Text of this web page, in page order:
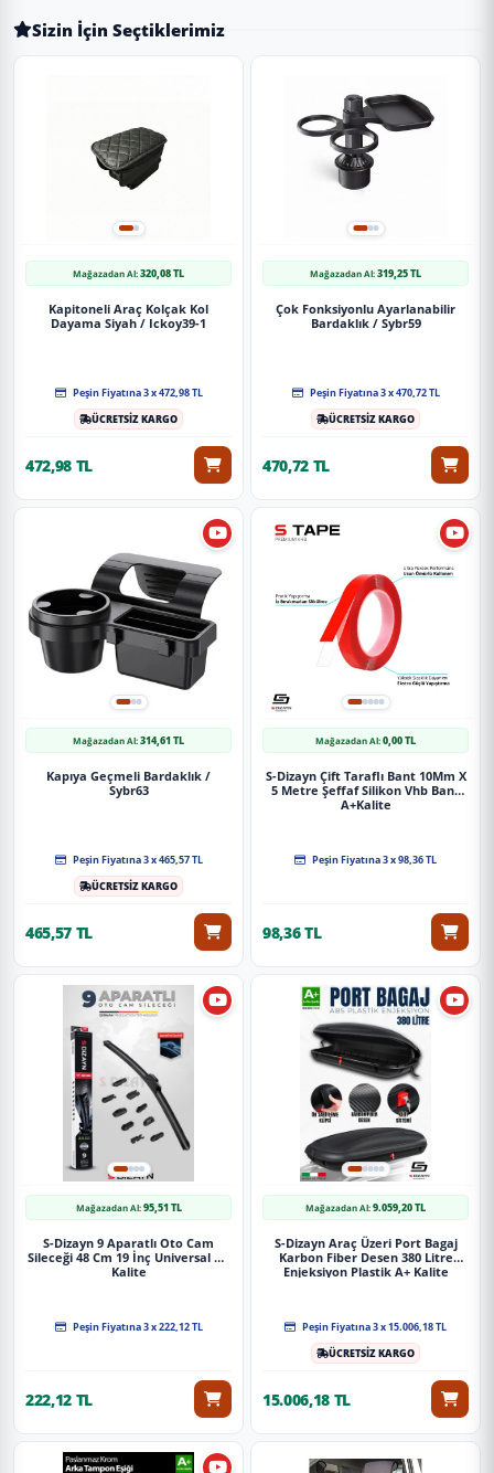
Sizin İçin Seçtiklerimiz
Mağazadan Al:320,08 TL
Kapitoneli Araç Kolçak Kol
Dayama Siyah / Ickoy39-1
Peşin Fiyatına 3 x 472,98 TL
ÜCRETSİZ KARGO
472,98 TL
Mağazadan Al:319,25 TL
Çok Fonksiyonlu Ayarlanabilir
Bardaklık / Sybr59
Peşin Fiyatına 3 x 470,72 TL
ÜCRETSİZ KARGO
470,72 TL
Mağazadan Al:314,61 TL
Kapıya Geçmeli Bardaklık /
Sybr63
Peşin Fiyatına 3 x 465,57 TL
ÜCRETSİZ KARGO
465,57 TL
Mağazadan Al:0,00 TL
S-Dizayn Çift Taraflı Bant 10Mm X
5 Metre Şeffaf Silikon Vhb Bant
A+Kalite
Peşin Fiyatına 3 x 98,36 TL
98,36 TL
Mağazadan Al:95,51 TL
S-Dizayn 9 Aparatlı Oto Cam
Sileceği 48 Cm 19 İnç Universal A+
Kalite
Peşin Fiyatına 3 x 222,12 TL
222,12 TL
Mağazadan Al:9.059,20 TL
S-Dizayn Araç Üzeri Port Bagaj
Karbon Fiber Desen 380 Litre
Enjeksiyon Plastik A+ Kalite
Peşin Fiyatına 3 x 15.006,18 TL
ÜCRETSİZ KARGO
15.006,18 TL